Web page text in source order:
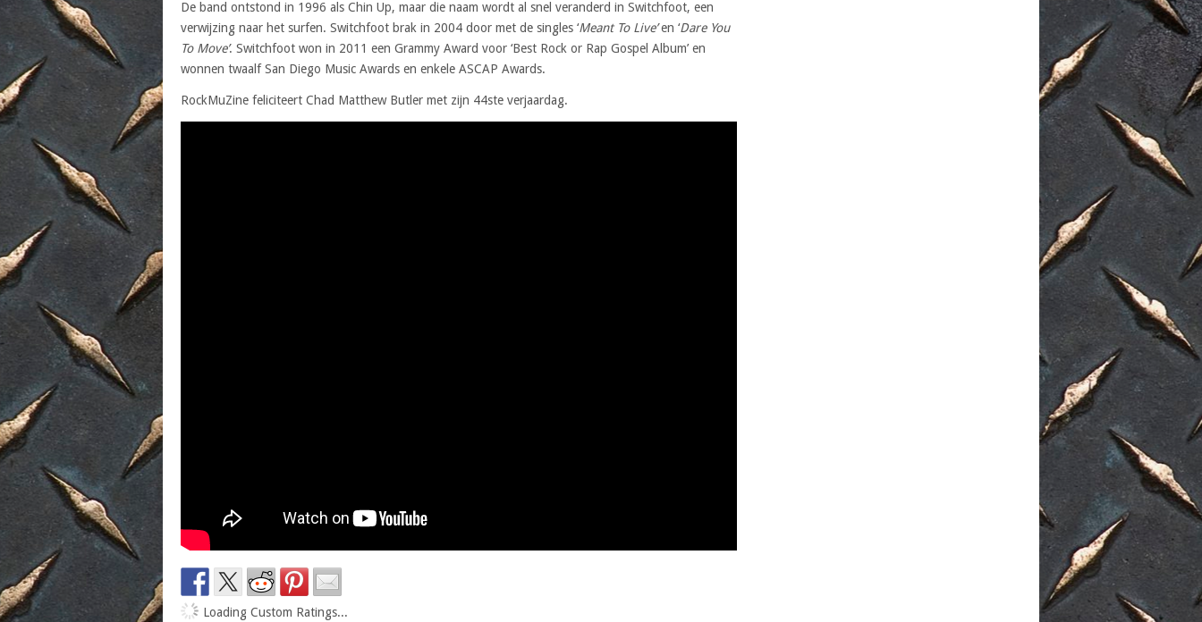
De band ontstond in 1996 als Chin Up, maar die naam wordt al snel veranderd in Switchfoot, een
verwijzing naar het surfen. Switchfoot brak in 2004 door met de singles ‘Meant To Live’en ‘Dare You
To Move’. Switchfoot won in 2011 een Grammy Award voor ‘Best Rock or Rap Gospel Album’ en
wonnen twaalf San Diego Music Awards en enkele ASCAP Awards.
RockMuZine feliciteert Chad Matthew Butler met zijn 44ste verjaardag.
Loading Custom Ratings...